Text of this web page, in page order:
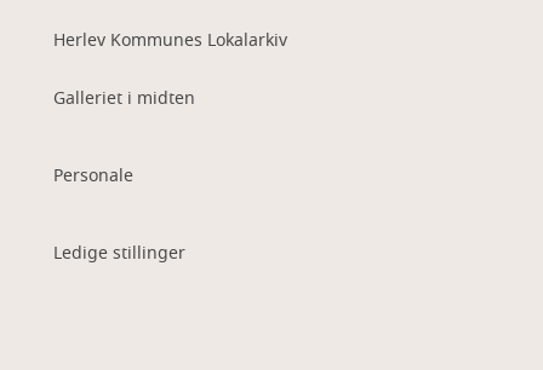
Herlev Kommunes Lokalarkiv
Galleriet i midten
Personale
Ledige stillinger